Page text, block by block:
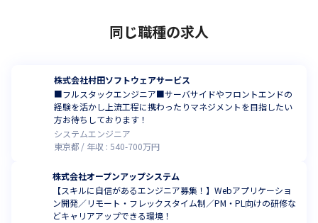
同じ職種の求人
株式会社村田ソフトウェアサービス
■フルスタックエンジニア■サーバサイドやフロントエンドの
経験を活かし上流工程に携わったりマネジメントを目指したい
方お待ちしております！
システムエンジニア
東京都
年収 : 540-700万円
株式会社オープンアップシステム
【スキルに自信があるエンジニア募集！】Webアプリケーショ
ン開発／リモート・フレックスタイム制／PM・PL向けの研修な
どキャリアアップできる環境！